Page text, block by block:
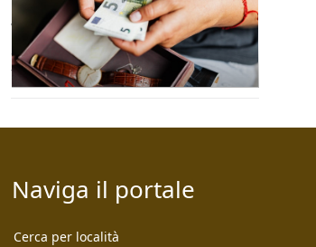
Che cos'è la transazione fiscale?
Vediamo insieme chi può accedere
alla transazione, quali sono le
tipologie e come funziona. [...]
Naviga il portale
Cerca per località